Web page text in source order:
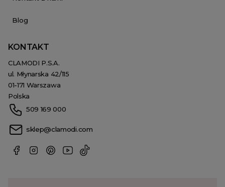
Blog
KONTAKT
CLAMODI P.S.A.
ul. Młynarska 42/115
01-171 Warszawa
Polska
509 169 000
sklep@clamodi.com